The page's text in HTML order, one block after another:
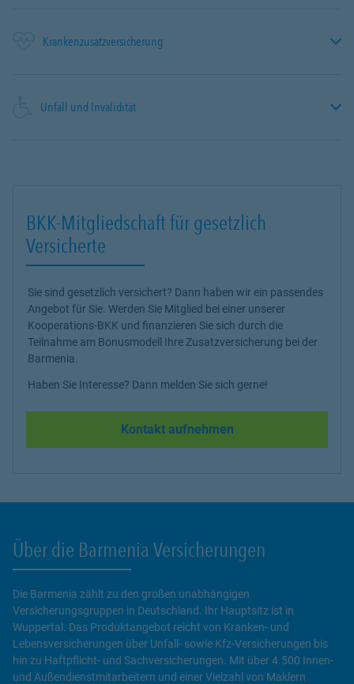
Krankenzusatzversicherung
Unfall und Invalidität
BKK-Mitgliedschaft für gesetzlich
Versicherte
Sie sind gesetzlich versichert? Dann haben wir ein passendes
Angebot für Sie. Werden Sie Mitglied bei einer unserer
Kooperations-BKK und finanzieren Sie sich durch die
Teilnahme am Bonusmodell Ihre Zusatzversicherung bei der
Barmenia.
Haben Sie Interesse? Dann melden Sie sich gerne!
Kontakt aufnehmen
Über die Barmenia Versicherungen
Die Barmenia zählt zu den großen unabhängigen
Versicherungsgruppen in Deutschland. Ihr Hauptsitz ist in
Wuppertal. Das Produktangebot reicht von Kranken- und
Lebensversicherungen über Unfall- sowie Kfz-Versicherungen bis
hin zu Haftpflicht- und Sachversicherungen. Mit über 4.500 Innen-
und Außendienstmitarbeitern und einer Vielzahl von Maklern